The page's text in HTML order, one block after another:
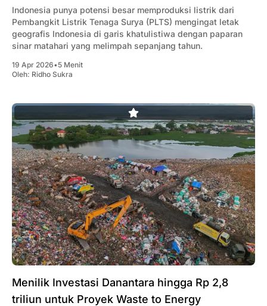
Indonesia punya potensi besar memproduksi listrik dari
Pembangkit Listrik Tenaga Surya (PLTS) mengingat letak
geografis Indonesia di garis khatulistiwa dengan paparan
sinar matahari yang melimpah sepanjang tahun.
19 Apr 2026•5 Menit
Oleh: Ridho Sukra
Menilik Investasi Danantara hingga Rp 2,8
triliun untuk Proyek Waste to Energy